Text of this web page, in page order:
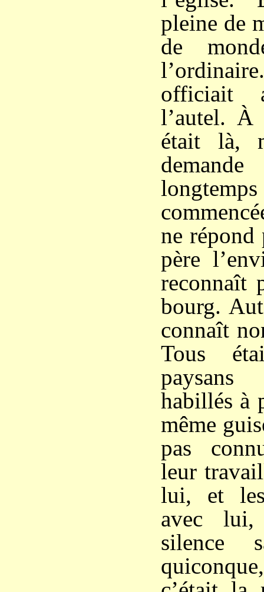
pleine de
de
officiait
l’autel.
était là,
longtemps
ne répond
père
reconnaît
bourg.
connaît
Tous
habillés à
même
pas
leur
lui, et
avec
silence